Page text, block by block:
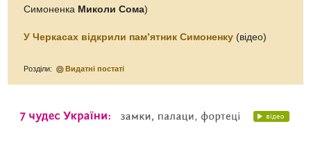
Симоненка Миколи Сома)
У Черкасах відкрили пам’ятник Симоненку (відео)
Розділи: Видатні постаті